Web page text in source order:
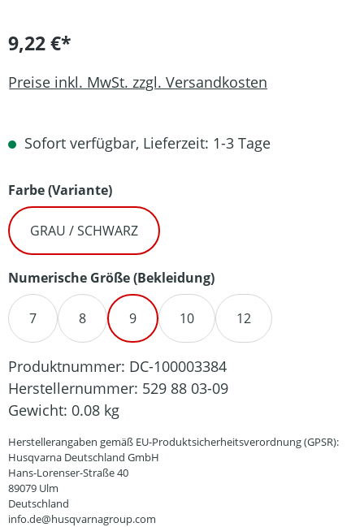
9,22 €*
Preise inkl. MwSt. zzgl. Versandkosten
Sofort verfügbar, Lieferzeit: 1-3 Tage
Farbe (Variante)auswählen
GRAU / SCHWARZ
Numerische Größe (Bekleidung)auswählen
7 8 9 10 12
Produktnummer: DC-100003384
Herstellernummer: 529 88 03-09
Gewicht: 0.08 kg
Herstellerangaben gemäß EU-Produktsicherheitsverordnung (GPSR):
Husqvarna Deutschland GmbH
Hans-Lorenser-Straße 40
89079 Ulm
Deutschland
info.de@husqvarnagroup.com